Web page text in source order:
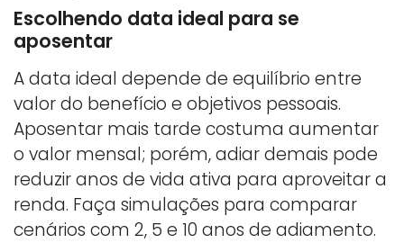
Escolhendo data ideal para se
aposentar
A data ideal depende de equilíbrio entre
valor do benefício e objetivos pessoais.
Aposentar mais tarde costuma aumentar
o valor mensal; porém, adiar demais pode
reduzir anos de vida ativa para aproveitar a
renda. Faça simulações para comparar
cenários com 2, 5 e 10 anos de adiamento.